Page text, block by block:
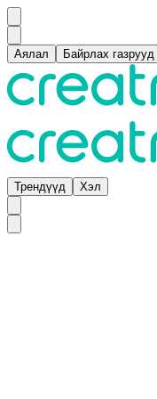
Аялал Байрлах газрууд
Трендүүд Хэл